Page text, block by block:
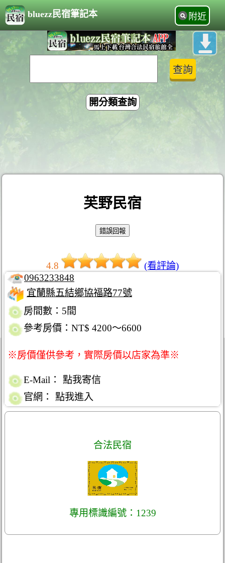
bluezz民宿筆記本 附近
開分類查詢
芙野民宿
4.8
(看評論)
0963233848
宜蘭縣五結鄉協福路77號
房間數：5間
參考房價：NT$ 4200～6600
※房價僅供參考，實際房價以店家為準※
E-Mail：
點我寄信
官網：
點我進入
合法民宿
專用標識編號：1239